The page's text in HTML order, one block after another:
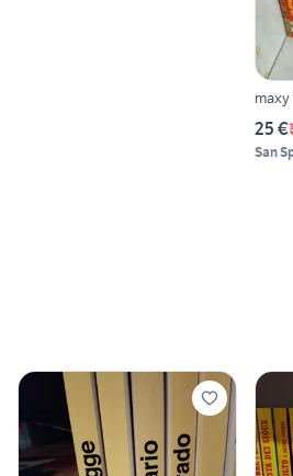
maxy
25 €
San